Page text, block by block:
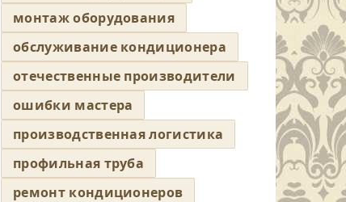
монтаж оборудования
обслуживание кондиционера
отечественные производители
ошибки мастера
производственная логистика
профильная труба
ремонт кондиционеров